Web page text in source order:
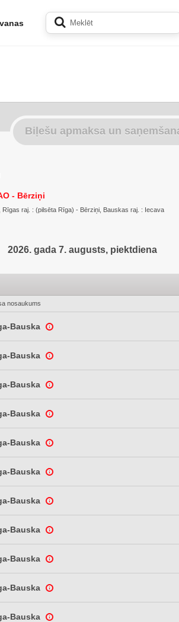
Biļešu apmaksa un
- Bērziņi
Rīgas raj. : (pilsēta Rīga) - Bērziņi, Bauskas raj. : Iecava
2026. gada 7. augusts, piektdiena
nosaukums
Bauska
Bauska
Bauska
Bauska
Bauska
Bauska
Bauska
Bauska
Bauska
Bauska
Bauska